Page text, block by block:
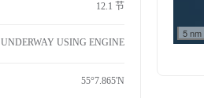
12.1 节
UNDERWAY USING ENGINE
55°7.865'N
5 nm